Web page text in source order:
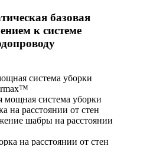
базовая
к системе
система уборки
на расстоянии от стен
шабры на расстоянии